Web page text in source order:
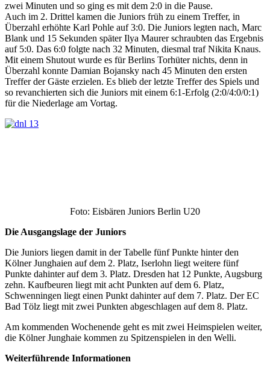
zwei Minuten und so ging es mit dem 2:0 in die Pause.
Auch im 2. Drittel kamen die Juniors früh zu einem Treffer, in
Überzahl erhöhte Karl Pohle auf 3:0. Die Juniors legten nach, Marc
Blank und 15 Sekunden später Ilya Maurer schraubten das Ergebnis
auf 5:0. Das 6:0 folgte nach 32 Minuten, diesmal traf Nikita Knaus.
Mit einem Shutout wurde es für Berlins Torhüter nichts, denn in
Überzahl konnte Damian Bojansky nach 45 Minuten den ersten
Treffer der Gäste erzielen. Es blieb der letzte Treffer des Spiels und
so revanchierten sich die Juniors mit einem 6:1-Erfolg (2:0/4:0/0:1)
für die Niederlage am Vortag.
Foto: Eisbären Juniors Berlin U20
Die Ausgangslage der Juniors
Die Juniors liegen damit in der Tabelle fünf Punkte hinter den
Kölner Junghaien auf dem 2. Platz, Iserlohn liegt weitere fünf
Punkte dahinter auf dem 3. Platz. Dresden hat 12 Punkte, Augsburg
zehn. Kaufbeuren liegt mit acht Punkten auf dem 6. Platz,
Schwenningen liegt einen Punkt dahinter auf dem 7. Platz. Der EC
Bad Tölz liegt mit zwei Punkten abgeschlagen auf dem 8. Platz.
Am kommenden Wochenende geht es mit zwei Heimspielen weiter,
die Kölner Junghaie kommen zu Spitzenspielen in den Welli.
Weiterführende Informationen